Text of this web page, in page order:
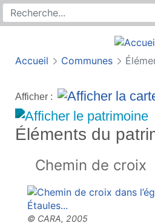
Recherche sur le site
Rechercher
Accueil Communes
Afficher :
Éléments du
Chemin de croix